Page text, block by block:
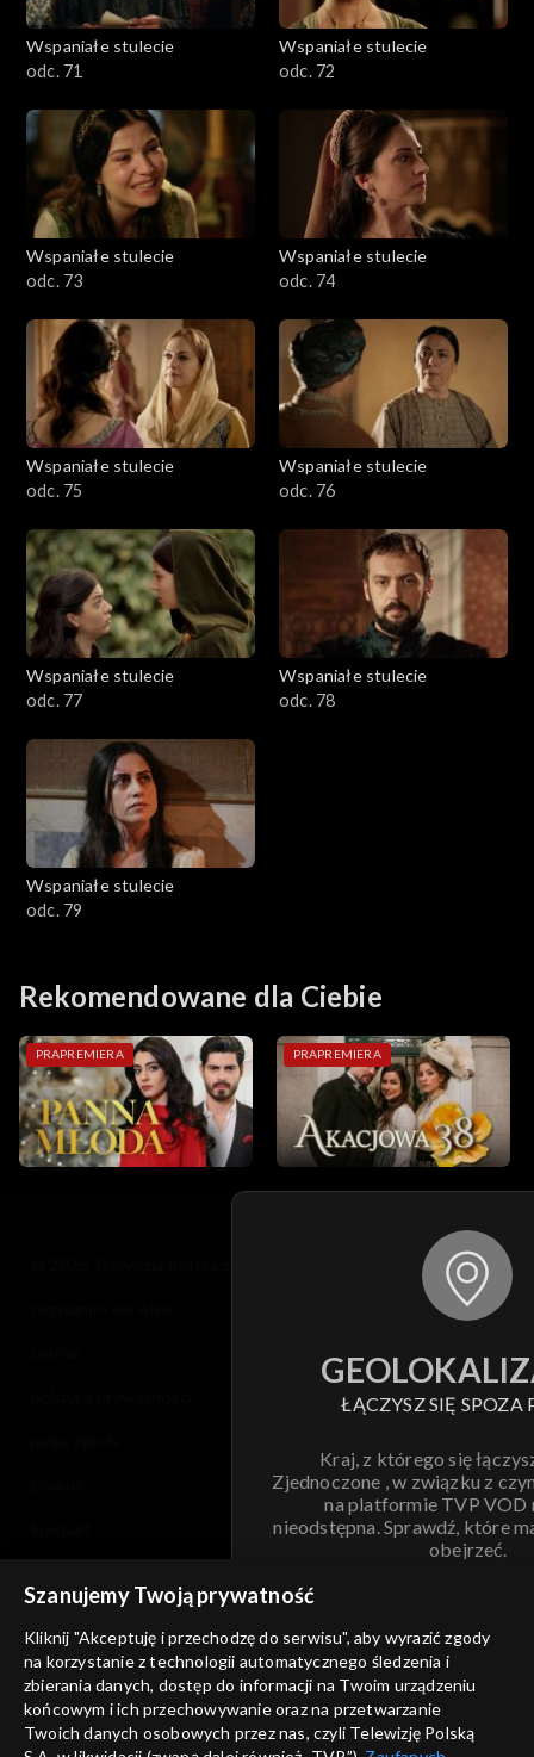
Wspaniałe stulecie
odc. 71
Wspaniałe stulecie
odc. 72
Wspaniałe stulecie
odc. 73
Wspaniałe stulecie
odc. 74
Wspaniałe stulecie
odc. 75
Wspaniałe stulecie
odc. 76
Wspaniałe stulecie
odc. 77
Wspaniałe stulecie
odc. 78
Wspaniałe stulecie
odc. 79
Rekomendowane dla Ciebie
PRAPREMIERA PRAPREMIERA
ŁĄCZYSZ SIĘ SPOZA
Kraj, z którego się
Zjednoczone , w związku z
na platformie TVP VOD
nieodstępna. Sprawdź, które
obejrzeć.
ANULUJ
informacje o dostawcy usług
Szanujemy Twoją prywatność
Kliknij "Akceptuję i przechodzę do serwisu", aby wyrazić zgody
na korzystanie z technologii automatycznego śledzenia i
zbierania danych, dostęp do informacji na Twoim urządzeniu
końcowym i ich przechowywanie oraz na przetwarzanie
Twoich danych osobowych przez nas, czyli Telewizję Polską